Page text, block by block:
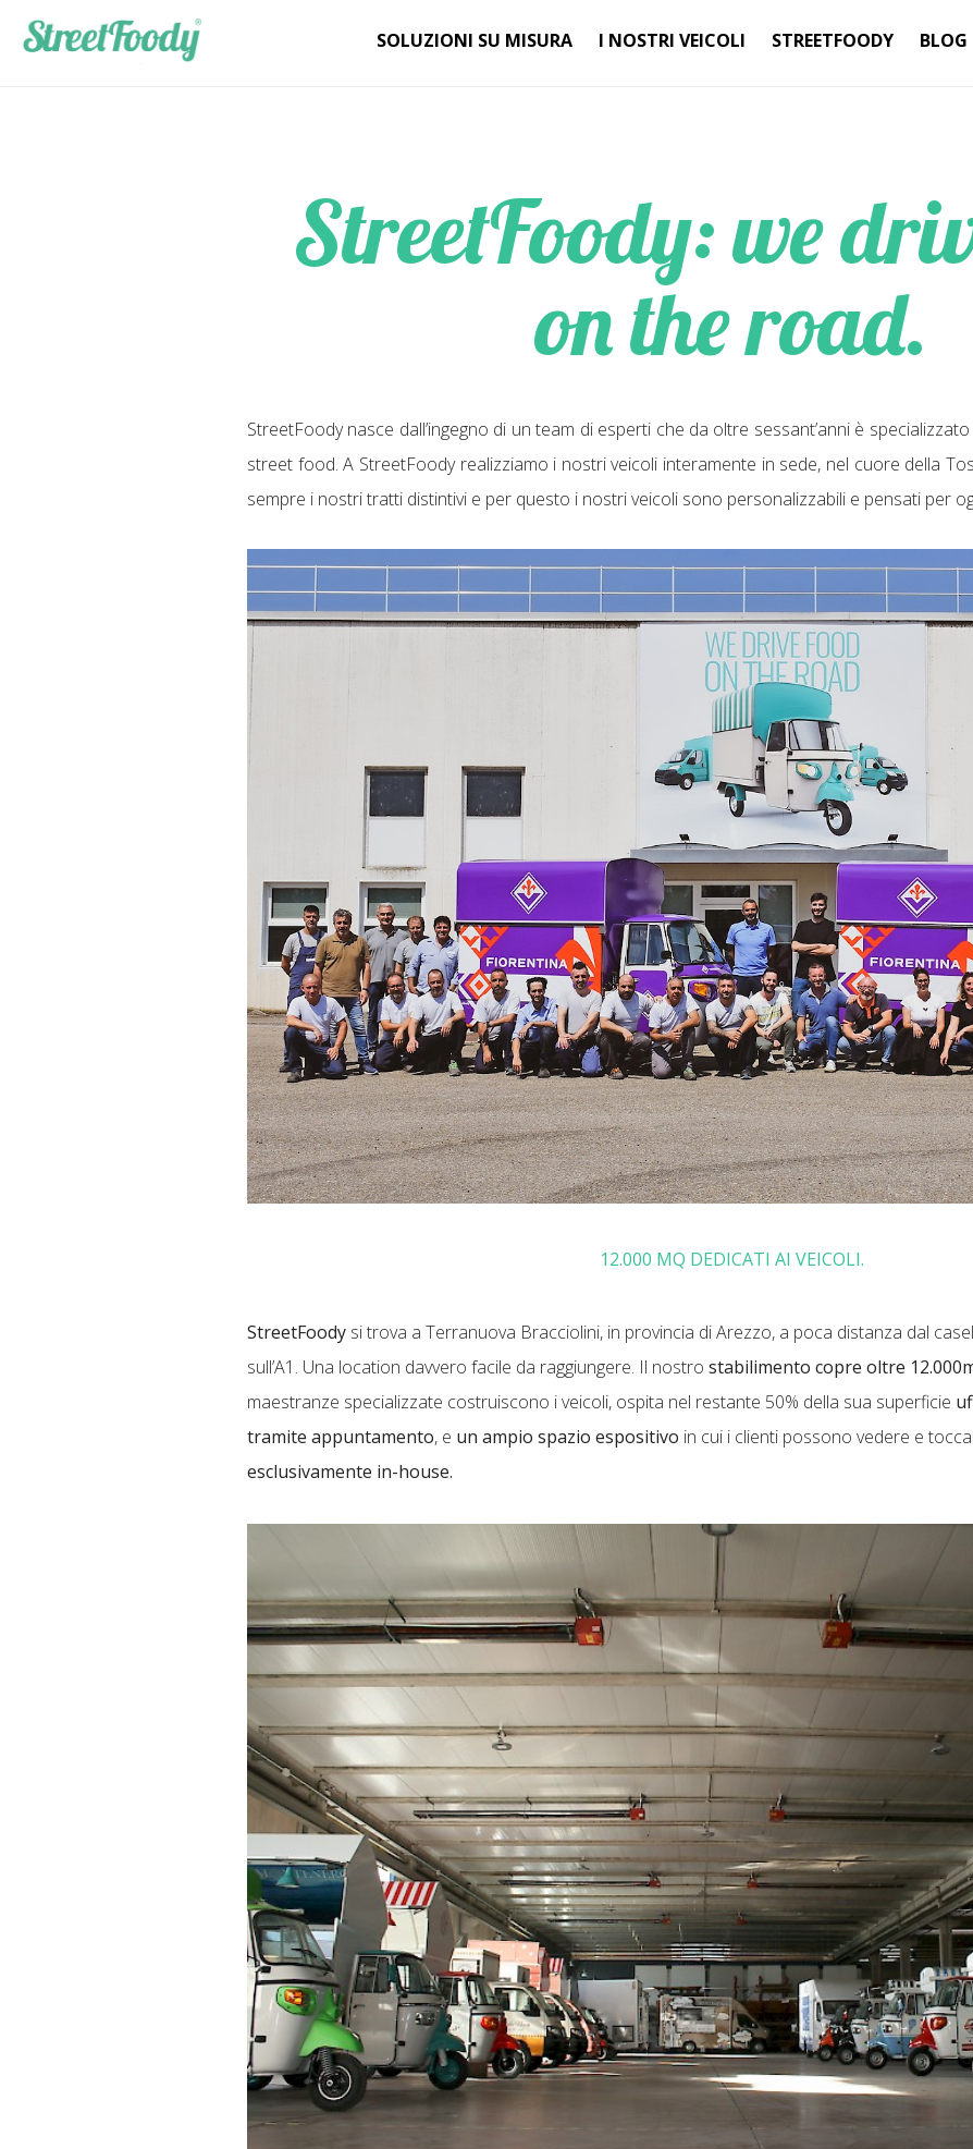
SOLUZIONI SU MISURA I NOSTRI VEICOLI STREETFOODY BLOG
StreetFoody: we
on the road.
StreetFoody nasce dall’ingegno di un team di esperti che da oltre sessant’anni è
street food. A StreetFoody realizziamo i nostri veicoli interamente in sede, nel cuore della
sempre i nostri tratti distintivi e per questo i nostri veicoli sono personalizzabili e pensati per
12.000 MQ DEDICATI AI VEICOLI.
StreetFoody si trova a Terranuova Bracciolini, in provincia di Arezzo, a poca distanza dal
sull’A1. Una location davvero facile da raggiungere. Il nostro stabilimento copre oltre
maestranze specializzate costruiscono i veicoli, ospita nel restante 50% della sua superficie
tramite appuntamento, e un ampio spazio espositivo in cui i clienti possono vedere e
esclusivamente in-house.